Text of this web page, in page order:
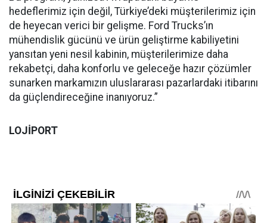
hedeflerimiz için değil, Türkiye’deki müşterilerimiz için
de heyecan verici bir gelişme. Ford Trucks’ın
mühendislik gücünü ve ürün geliştirme kabiliyetini
yansıtan yeni nesil kabinin, müşterilerimize daha
rekabetçi, daha konforlu ve geleceğe hazır çözümler
sunarken markamızın uluslararası pazarlardaki itibarını
da güçlendireceğine inanıyoruz.”
LOJİPORT